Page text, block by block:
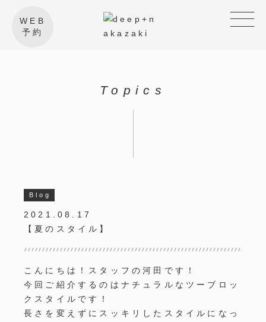
WEB
予約
Topics
Blog
2021.08.17
【夏のスタイル】
こんにちは！スタッフの河田です！
今回ご紹介するのはナチュラルなツーブロッ
クスタイルです！
長さを変えずにスッキリしたスタイルになっ